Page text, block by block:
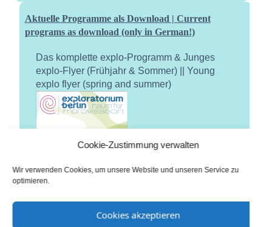
Cookie-Zustimmung verwalten
Wir verwenden Cookies, um unsere Website und unseren Service zu
optimieren.
Cookies akzeptieren
Aktuelle Programme als Download | Current
programs as download (only in German!)
Das komplette explo-Programm & Junges
explo-Flyer (Frühjahr & Sommer) || Young
explo flyer (spring and summer)